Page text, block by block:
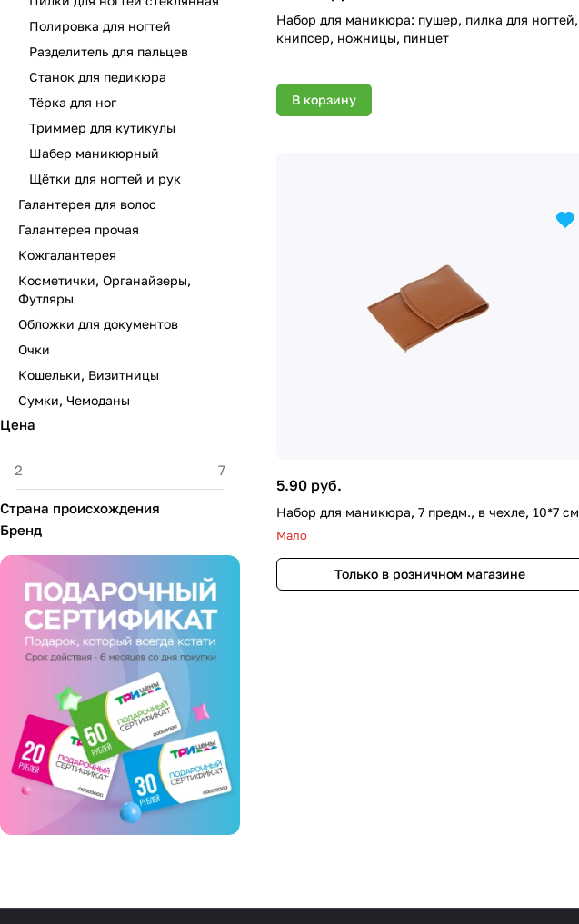
Набор для маникюра: пушер, пилка для ногтей,
книпсер, ножницы, пинцет
В корзину
5.90 руб.
Набор для маникюра, 7 предм., в чехле, 10*7 см
Мало
Только в розничном магазине
Полировка для ногтей
Разделитель для пальцев
Станок для педикюра
Тёрка для ног
Триммер для кутикулы
Шабер маникюрный
Щётки для ногтей и рук
Галантерея для волос
Галантерея прочая
Кожгалантерея
Косметички, Органайзеры,
Футляры
Обложки для документов
Очки
Кошельки, Визитницы
Сумки, Чемоданы
Цена
Страна происхождения
Бренд